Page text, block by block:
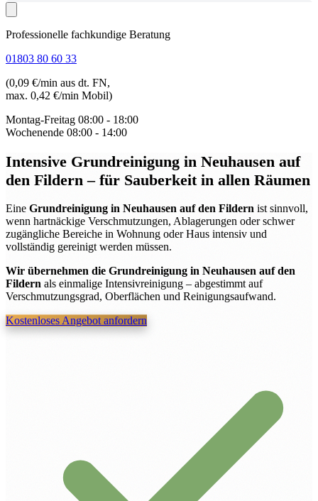
Professionelle fachkundige Beratung
01803 80 60 33
(0,09 €/min aus dt. FN,
max. 0,42 €/min Mobil)
Montag-Freitag 08:00 - 18:00
Wochenende 08:00 - 14:00
Intensive Grundreinigung in Neuhausen auf
den Fildern– für Sauberkeit in allen Räumen
Eine Grundreinigung in Neuhausen auf den Fildern ist sinnvoll,
wenn hartnäckige Verschmutzungen, Ablagerungen oder schwer
zugängliche Bereiche in Wohnung oder Haus intensiv und
vollständig gereinigt werden müssen.
Wir übernehmen die Grundreinigung in Neuhausen auf den
Fildern als einmalige Intensivreinigung – abgestimmt auf
Verschmutzungsgrad, Oberflächen und Reinigungsaufwand.
Kostenloses Angebot anfordern